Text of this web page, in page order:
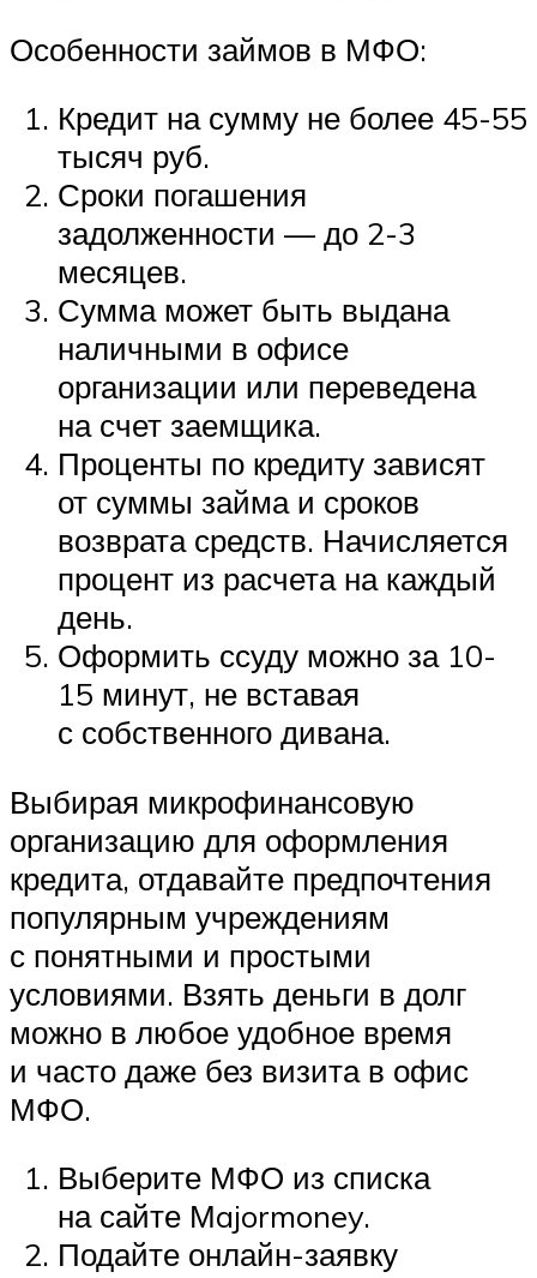
Особенности займов в МФО:
Кредит на сумму не более 45-55
тысяч руб.
Сроки погашения
задолженности — до 2-3
месяцев.
Сумма может быть выдана
наличными в офисе
организации или переведена
на счет заемщика.
Проценты по кредиту зависят
от суммы займа и сроков
возврата средств. Начисляется
процент из расчета на каждый
день.
Оформить ссуду можно за 10-
15 минут, не вставая
с собственного дивана.
Выбирая микрофинансовую
организацию для оформления
кредита, отдавайте предпочтения
популярным учреждениям
с понятными и простыми
условиями. Взять деньги в долг
можно в любое удобное время
и часто даже без визита в офис
МФО.
Выберите МФО из списка
на сайте Мajormoney.
Подайте онлайн-заявку